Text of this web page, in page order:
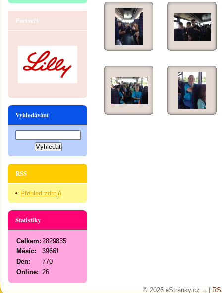
Partneři
Vyhledávání
RSS
Přehled zdrojů
Statistiky
Online: 26
Celkem: 2829835
Měsíc:
39661
Den:
770
© 2026 eStránky.cz